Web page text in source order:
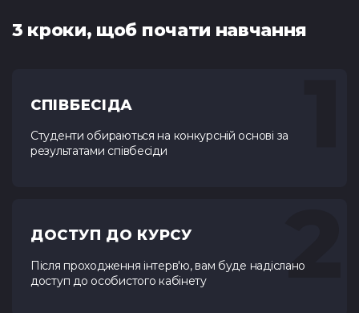
3 кроки, щоб почати навчання
СПІВБЕСІДА
Студенти обираються на конкурсній основі за
результатами співбесіди
ДОСТУП ДО КУРСУ
Після проходження інтерв'ю, вам буде надіслано
доступ до особистого кабінету
2